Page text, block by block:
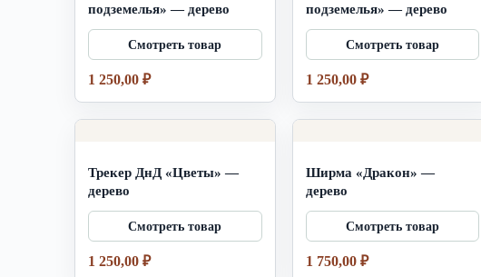
подземелья» — дерево
1 250,00 ₽
подземелья» — дерево
1 250,00 ₽
Трекер ДнД «Цветы» —
дерево
1 250,00 ₽
Ширма «Дракон» —
дерево
1 750,00 ₽